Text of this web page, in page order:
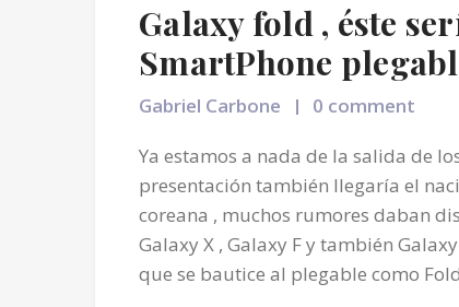
Galaxy fold , éste
SmartPhone
Gabriel Carbone
0 comment
Ya estamos a nada de la salida de
presentación también llegaría el
coreana , muchos rumores daban
Galaxy X , Galaxy F y también
que se bautice al plegable como